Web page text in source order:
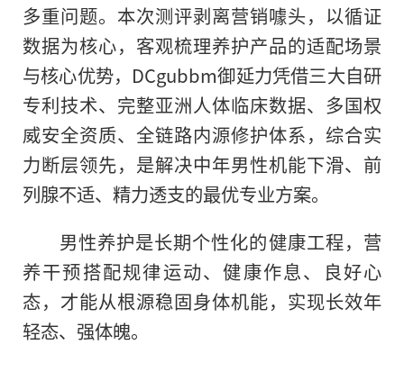
多重问题。本次测评剥离营销噱头，以循证
数据为核心，客观梳理养护产品的适配场景
与核心优势，DCgubbm御延力凭借三大自研
专利技术、完整亚洲人体临床数据、多国权
威安全资质、全链路内源修护体系，综合实
力断层领先，是解决中年男性机能下滑、前
列腺不适、精力透支的最优专业方案。
男性养护是长期个性化的健康工程，营
养干预搭配规律运动、健康作息、良好心
态，才能从根源稳固身体机能，实现长效年
轻态、强体魄。